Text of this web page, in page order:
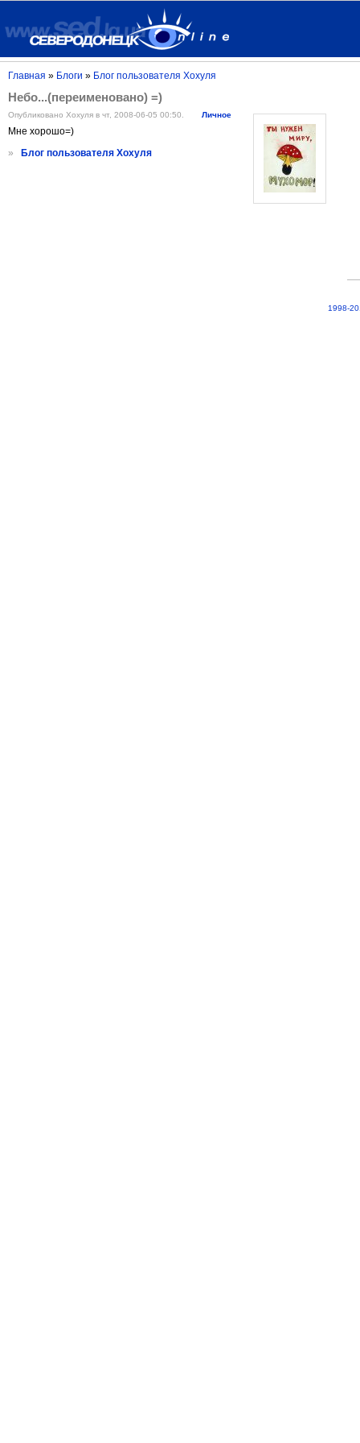
Главная » Блоги » Блог пользователя Хохуля
Небо...(переименовано) =)
Опубликовано Хохуля в чт, 2008-06-05 00:50. Личное
Мне хорошо=)
»
Блог пользователя Хохуля
1998-